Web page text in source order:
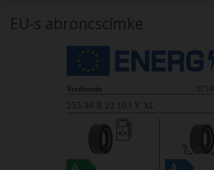
EU-s abroncscímke